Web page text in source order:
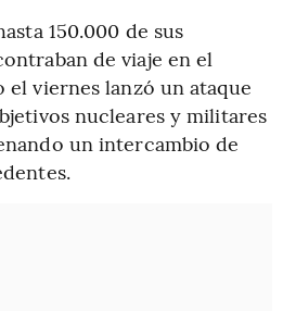
150.000 de sus
de viaje en el
viernes lanzó un ataque
nucleares y militares
un intercambio de